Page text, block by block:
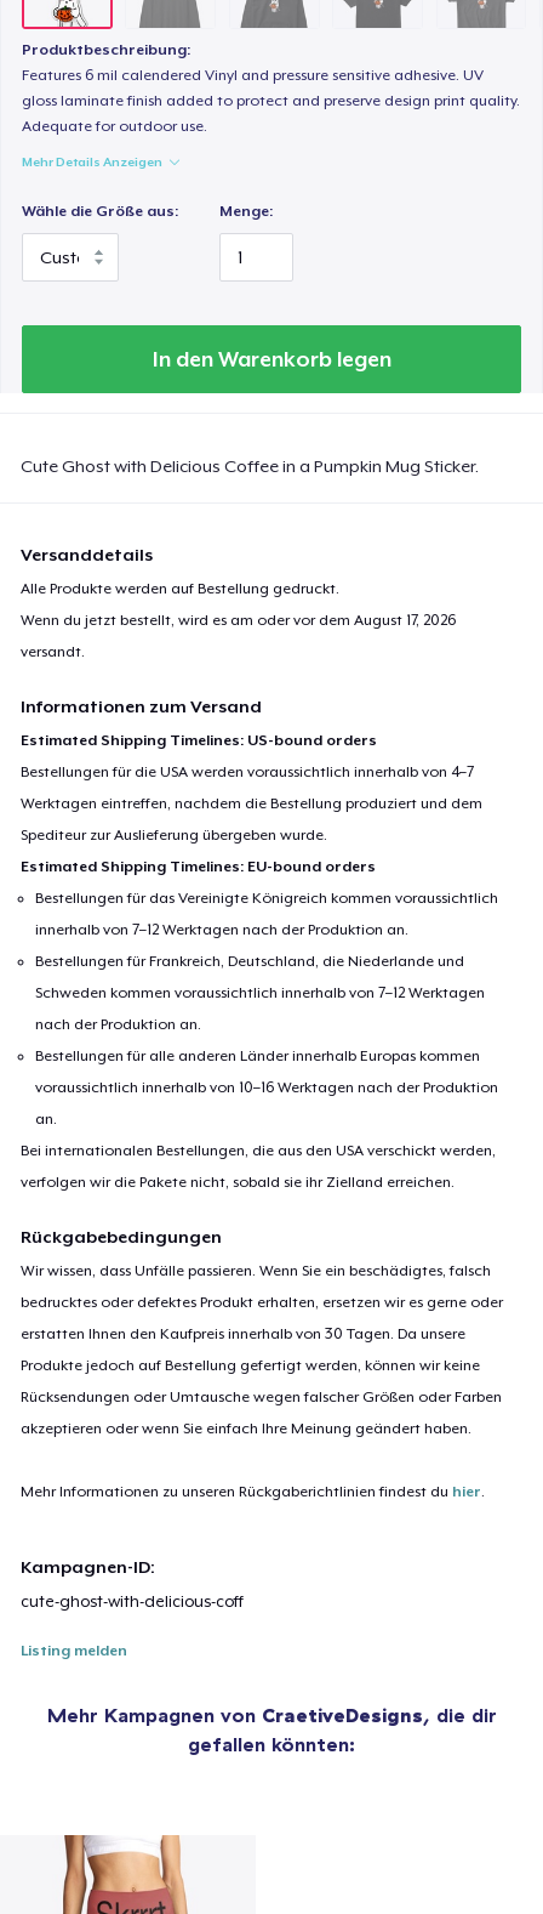
Produktbeschreibung:
Features 6 mil calendered Vinyl and pressure sensitive adhesive. UV
gloss laminate finish added to protect and preserve design print quality.
Adequate for outdoor use.
Mehr Details Anzeigen
Wähle die Größe aus: Menge:
In den Warenkorb legen
Cute Ghost with Delicious Coffee in a Pumpkin Mug Sticker.
Versanddetails
Alle Produkte werden auf Bestellung gedruckt.
Wenn du jetzt bestellt, wird es am oder vor demAugust 17, 2026
versandt.
Informationen zum Versand
Estimated Shipping Timelines: US-bound orders
Bestellungen für die USA werden voraussichtlich innerhalb von 4–7
Werktagen eintreffen, nachdem die Bestellung produziert und dem
Spediteur zur Auslieferung übergeben wurde.
Estimated Shipping Timelines: EU-bound orders
Bestellungen für das Vereinigte Königreich kommen voraussichtlich
innerhalb von 7–12 Werktagen nach der Produktion an.
Bestellungen für Frankreich, Deutschland, die Niederlande und
Schweden kommen voraussichtlich innerhalb von 7–12 Werktagen
nach der Produktion an.
Bestellungen für alle anderen Länder innerhalb Europas kommen
voraussichtlich innerhalb von 10–16 Werktagen nach der Produktion
an.
Bei internationalen Bestellungen, die aus den USA verschickt werden,
verfolgen wir die Pakete nicht, sobald sie ihr Zielland erreichen.
Rückgabebedingungen
Wir wissen, dass Unfälle passieren. Wenn Sie ein beschädigtes, falsch
bedrucktes oder defektes Produkt erhalten, ersetzen wir es gerne oder
erstatten Ihnen den Kaufpreis innerhalb von 30 Tagen. Da unsere
Produkte jedoch auf Bestellung gefertigt werden, können wir keine
Rücksendungen oder Umtausche wegen falscher Größen oder Farben
akzeptieren oder wenn Sie einfach Ihre Meinung geändert haben.
Mehr Informationen zu unseren Rückgaberichtlinien findest du hier.
Kampagnen-ID:
cute-ghost-with-delicious-coff
Listing melden
Mehr Kampagnen von CraetiveDesigns, die dir
gefallen könnten:
23,99 $
Heavy Tee
44,99 $
Tru Transfer Printed Classic Tee
Classic Long Sleeve Tee
24,99 $